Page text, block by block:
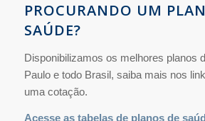
PROCURANDO UM
SAÚDE?
Disponibilizamos os melhores planos
Paulo e todo Brasil, saiba mais nos
uma cotação.
Acesse as tabelas de planos de